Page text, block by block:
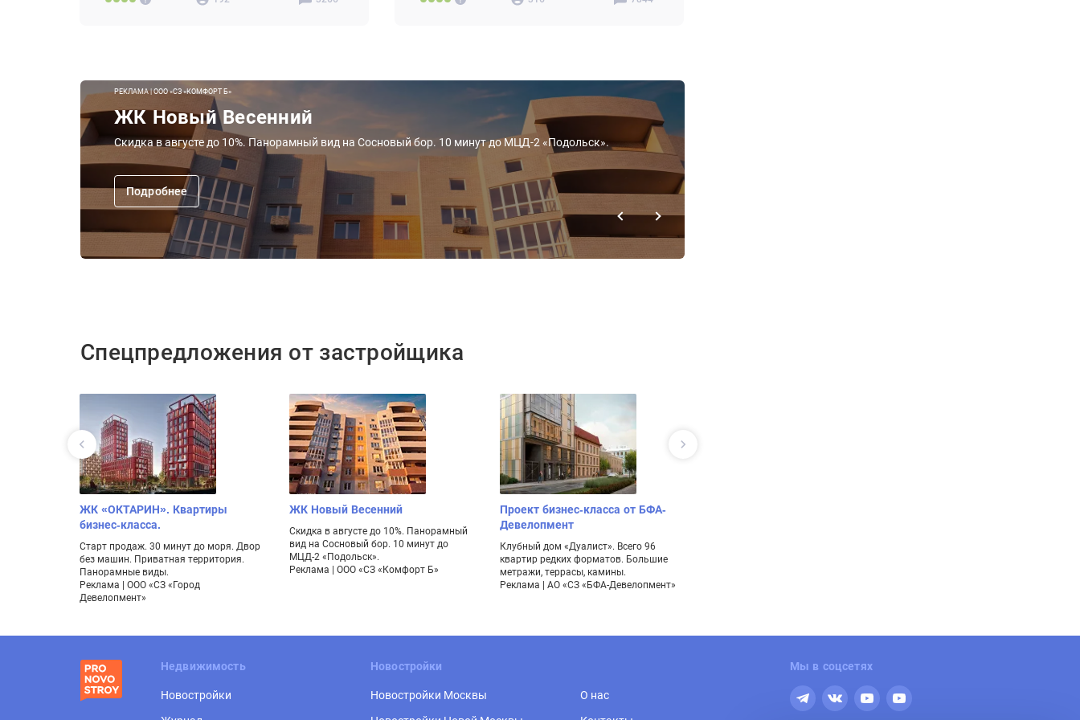
РЕКЛАМА | ООО «СЗ «КОМФОРТ Б»
ЖК Новый Весенний
Скидка в августе до 10%. Панорамный вид на Сосновый бор. 10 минут до МЦД-2 «Подольск».
Подробнее
Спецпредложения от застройщика
ЖК «ОКТАРИН». Квартиры
бизнес-класса.
Старт продаж. 30 минут до моря. Двор
без машин. Приватная территория.
Панорамные виды.
Реклама | ООО «СЗ «Город
Девелопмент»
ЖК Новый Весенний
Скидка в августе до 10%. Панорамный
вид на Сосновый бор. 10 минут до
МЦД-2 «Подольск».
Реклама | ООО «СЗ «Комфорт Б»
Проект бизнес-класса от БФА-
Девелопмент
Клубный дом «Дуалист». Всего 96
квартир редких форматов. Большие
метражи, террасы, камины.
Реклама | АО «СЗ «БФА-Девелопмент»
Недвижимость
Новостройки
Новостройки
Новостройки Москвы
О нас
Мы в соцсетях